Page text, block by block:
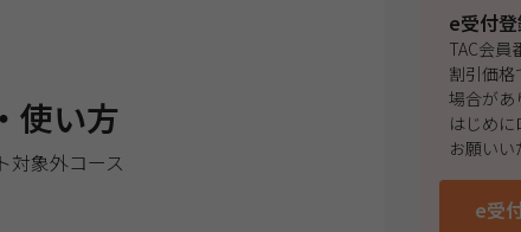
使い方
象外コース
e受付
TAC会員
割引価格
場合があ
はじめに
お願いい
e受